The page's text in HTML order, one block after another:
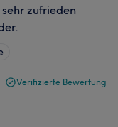
zufrieden
Verifizierte Bewertung